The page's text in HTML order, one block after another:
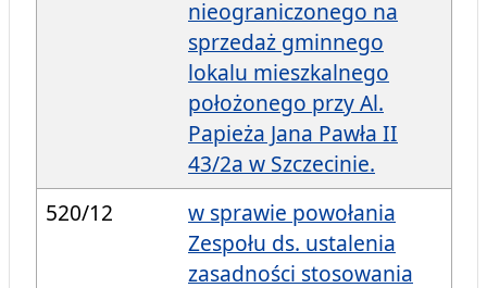
nieograniczonego na
sprzedaż gminnego
lokalu mieszkalnego
położonego przy Al.
Papieża Jana Pawła II
43/2a w Szczecinie.
520/12
w sprawie powołania
Zespołu ds. ustalenia
zasadności stosowania